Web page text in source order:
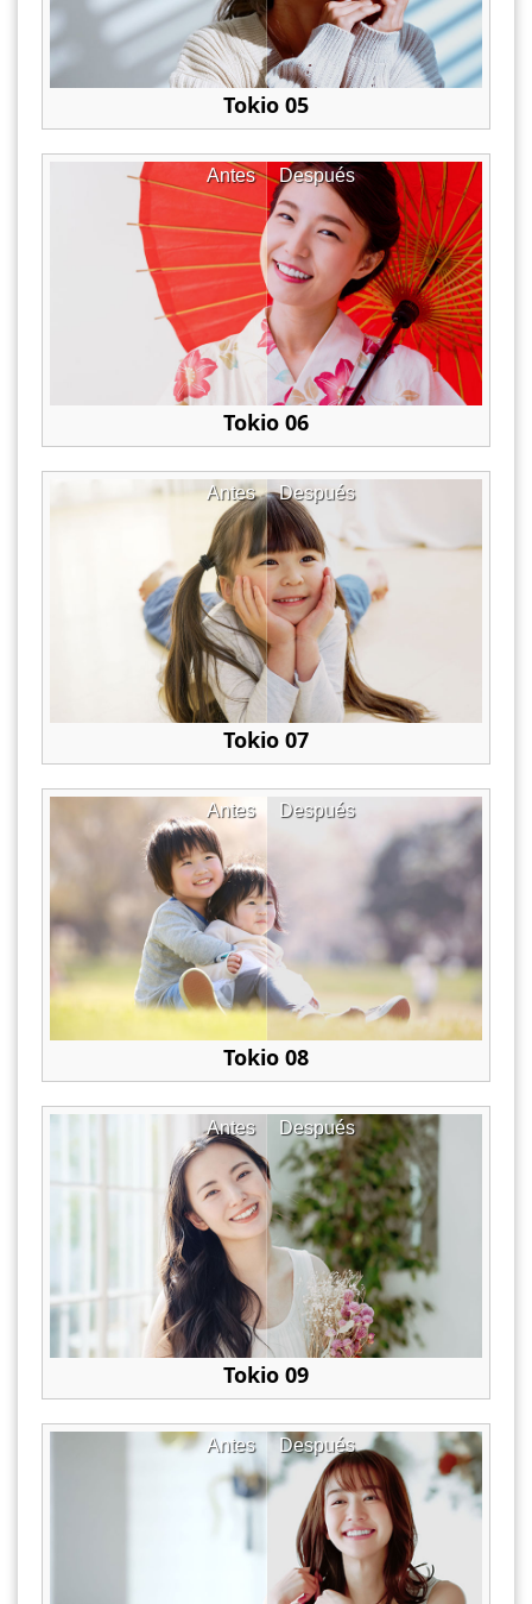
Tokio 05
Después
Antes
Tokio 06
Después
Antes
Tokio 07
Después
Antes
Tokio 08
Después
Antes
Tokio 09
Después
Antes